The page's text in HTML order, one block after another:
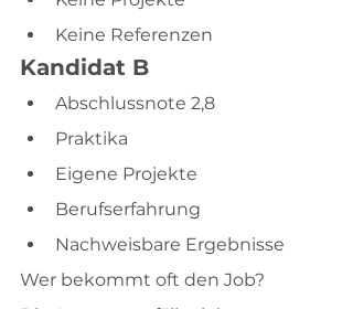
Keine Referenzen
Kandidat B
Abschlussnote 2,8
Praktika
Eigene Projekte
Berufserfahrung
Nachweisbare Ergebnisse
Wer bekommt oft den Job?